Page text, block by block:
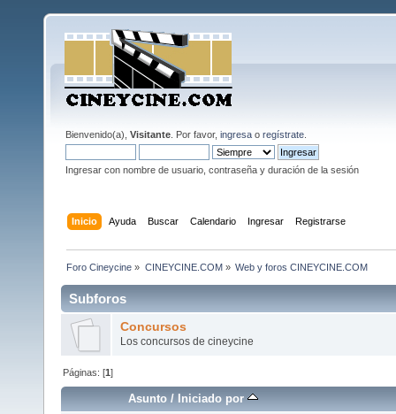
Bienvenido(a), Visitante . Por favor, ingresa o regístrate
Ingresar con nombre de usuario, contraseña y duración de la sesión
Inicio Ayuda Buscar Calendario Ingresar Registrarse
Foro Cineycine » CINEYCINE.COM» Web y foros CINEYCINE.COM
Subforos
Concursos
Los concursos de cineycine
Páginas: [1]
Asunto / Iniciado por